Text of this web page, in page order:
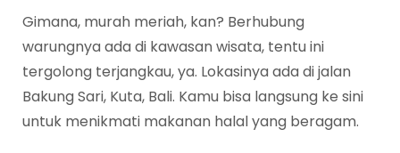
Gimana, murah meriah, kan? Berhubung
warungnya ada di kawasan wisata, tentu ini
tergolong terjangkau, ya. Lokasinya ada di jalan
Bakung Sari, Kuta, Bali. Kamu bisa langsung ke sini
untuk menikmati makanan halal yang beragam.